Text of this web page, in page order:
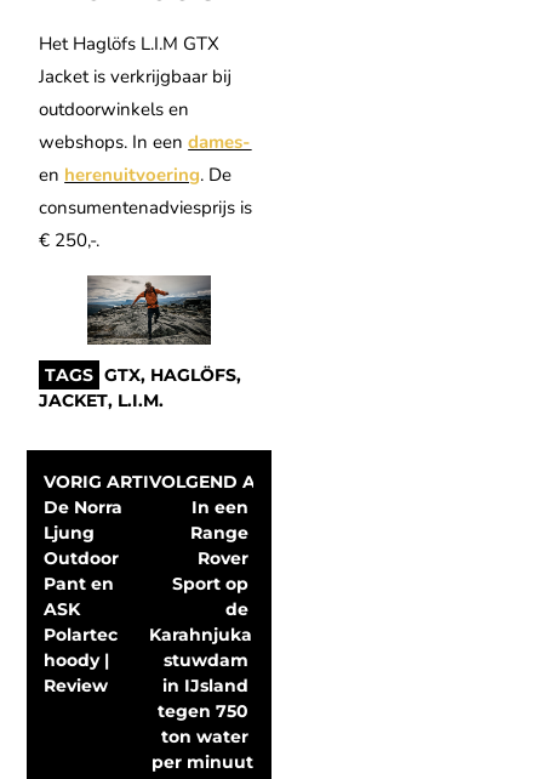
Het Haglöfs L.I.M GTX
Jacket is verkrijgbaar bij
outdoorwinkels en
webshops. In eendames-
en herenuitvoering. De
consumentenadviesprijs is
€ 250,-.
TAGS GTX, HAGLÖFS,
JACKET, L.I.M.
VORIG ARTIKEL
De Norra
Ljung
Outdoor
Pant en
ASK
Polartec
hoody |
Review
VOLGEND ARTIKEL
In een
Range
Rover
Sport op
de
Karahnjukar
stuwdam
in IJsland
tegen 750
ton water
per minuut